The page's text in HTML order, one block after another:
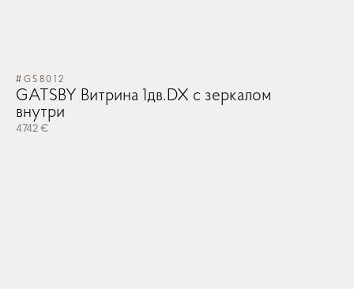
#GS8012
GATSBY Витрина 1дв.DX с зеркалом
внутри
4742 €